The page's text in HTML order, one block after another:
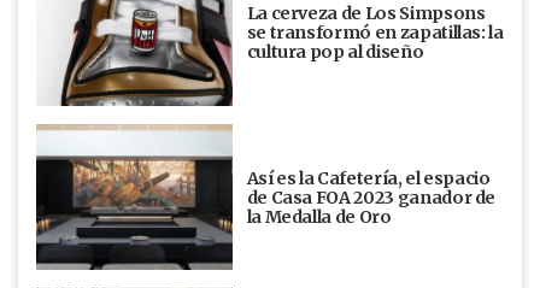
La cerveza de Los Simpsons
se transformó en zapatillas: la
cultura pop al diseño
Así es la Cafetería, el espacio
de Casa FOA 2023 ganador de
la Medalla de Oro